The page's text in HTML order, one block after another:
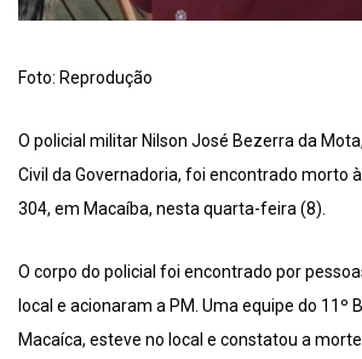
Foto: Reprodução
O policial militar Nilson José Bezerra da
Civil da Governadoria, foi encontrado morto
304, em Macaíba, nesta quarta-feira (8).
O corpo do policial foi encontrado por
local e acionaram a PM. Uma equipe do 11º
Macaíca, esteve no local e constatou a